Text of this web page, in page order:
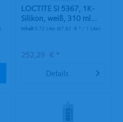
LOCTITE SI 5367, 1K-
Silikon, weiß, 310 ml...
Inhalt 3.72 Liter (67,82 € * / 1 Liter)
252,29 € *
Details